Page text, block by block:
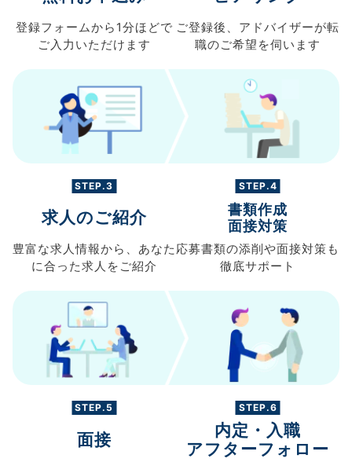
登録フォームから 1分ほどで
ご入力 いただけます
ご登録後、 アドバイザーが転
職のご希望を伺います
STEP.3
求人のご紹介
豊富な求人情報から、 あなた
に合った求人を ご紹介
STEP.4
書類作成
面接対策
応募書類の添削や面接対策も
徹底サポート
STEP.5
面接
STEP.6
内定・入職
アフターフォロー